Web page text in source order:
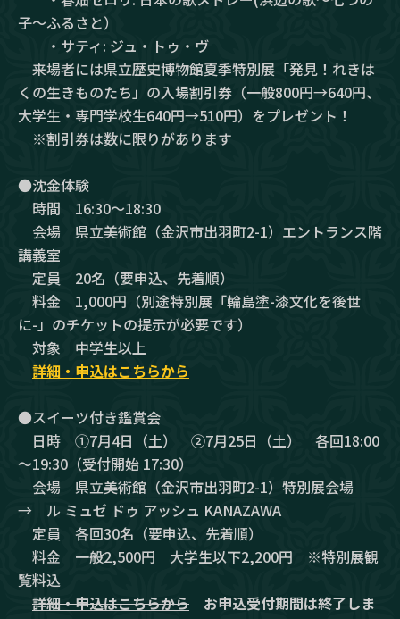
子〜ふるさと）
・サティ: ジュ・トゥ・ヴ
来場者には県立歴史博物館夏季特別展「発見！れきは
くの生きものたち」の入場割引券（一般800円→640円、
大学生・専門学校生640円→510円）をプレゼント！
※割引券は数に限りがあります
●沈金体験
時間 16:30～18:30
会場 県立美術館（金沢市出羽町2-1）エントランス階
講義室
定員 20名（要申込、先着順）
料金 1,000円（別途特別展「輪島塗-漆文化を後世
に-」のチケットの提示が必要です）
対象 中学生以上
詳細・申込はこちらから
●スイーツ付き鑑賞会
日時 ①7月4日（土） ②7月25日（土） 各回18:00
～19:30（受付開始 17:30）
会場 県立美術館（金沢市出羽町2-1）特別展会場
→ ル ミュゼ ドゥ アッシュ KANAZAWA
定員 各回30名（要申込、先着順）
料金 一般2,500円 大学生以下2,200円 ※特別展観
覧料込
詳細・申込はこちらから お申込受付期間は終了しま